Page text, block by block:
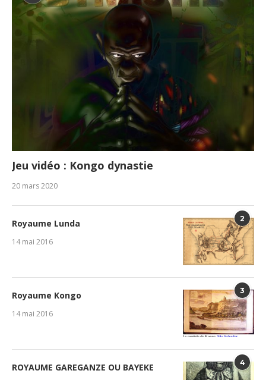
Jeu vidéo : Kongo dynastie
20 mars 2020
2
Royaume Lunda
14 mai 2016
3
Royaume Kongo
14 mai 2016
4
ROYAUME GAREGANZE OU BAYEKE